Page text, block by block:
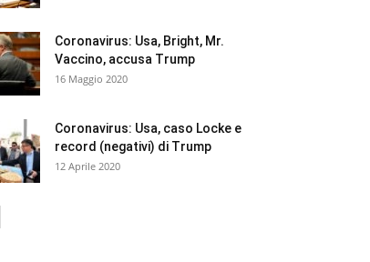
Coronavirus: Usa, Bright, Mr.
Vaccino, accusa Trump
16 Maggio 2020
Coronavirus: Usa, caso Locke e
record (negativi) di Trump
12 Aprile 2020